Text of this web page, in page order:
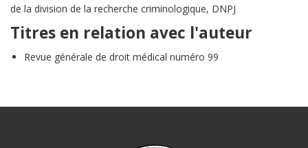
de la division de la recherche criminologique, DNPJ
Titres en relation avec l'auteur
Revue générale de droit médical numéro 99